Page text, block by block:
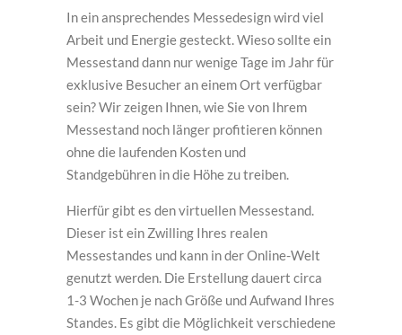
In ein ansprechendes Messedesign wird viel
Arbeit und Energie gesteckt. Wieso sollte ein
Messestand dann nur wenige Tage im Jahr für
exklusive Besucher an einem Ort verfügbar
sein? Wir zeigen Ihnen, wie Sie von Ihrem
Messestand noch länger profitieren können
ohne die laufenden Kosten und
Standgebühren in die Höhe zu treiben.
Hierfür gibt es den virtuellen Messestand.
Dieser ist ein Zwilling Ihres realen
Messestandes und kann in der Online-Welt
genutzt werden. Die Erstellung dauert circa
1-3 Wochen je nach Größe und Aufwand Ihres
Standes. Es gibt die Möglichkeit verschiedene